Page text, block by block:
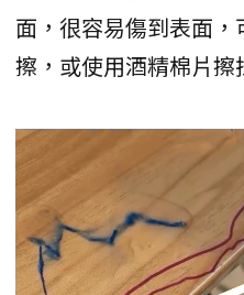
面，很容易傷到表面，
擦，或使用酒精棉片擦